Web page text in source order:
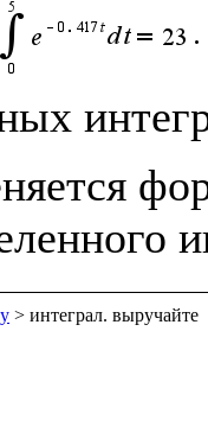
> интеграл. выручайте